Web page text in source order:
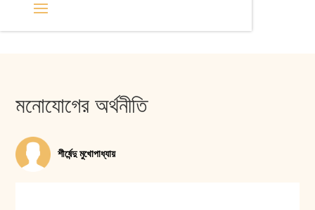
মনোযোগের অর্থনীতি
শীর্ষেন্দু মুখোপাধ্যায়